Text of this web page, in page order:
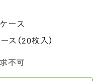
ケース
ス（20枚入）
不可